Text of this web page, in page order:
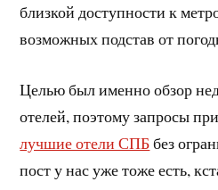
близкой доступности к
возможных подстав от
Целью был именно обзор
отелей, поэтому запросы
лучшие отели СПБбез
пост у нас уже тоже есть,